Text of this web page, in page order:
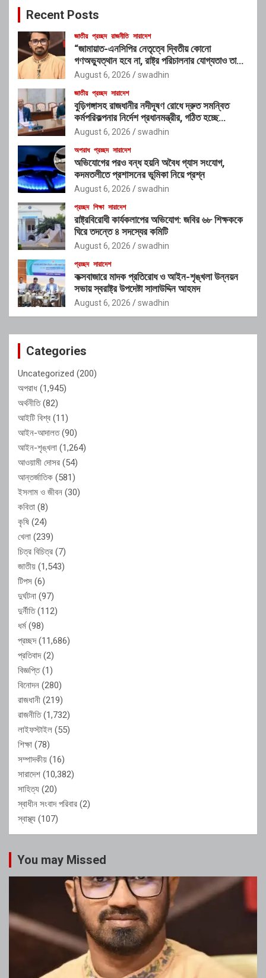
Recent Posts
জাতীয় প্রচ্ছদ রাজনীতি সারাদেশ
“জামায়াত-এনসিপির নেতৃত্বে দ্বিতীয় কোনো
গণঅভ্যুত্থান হবে না, রাষ্ট্র পরিচালনার যোগ্যতাও তাদের
নেই”: রাশেদ খাঁনের
August 6, 2026 swadhin
জাতীয় প্রচ্ছদ সারাদেশ
বুড়িগঙ্গাসহ রাজধানীর নদীদূষণ রোধে দ্রুত সমন্বিত
কর্মপরিকল্পনার নির্দেশ প্রধানমন্ত্রীর, গঠিত হচ্ছে
আন্তঃসংস্থা সমন্বয় কমিটি
August 6, 2026 swadhin
অপরাধ প্রচ্ছদ সারাদেশ
অভিযোগের পরও বন্ধ হয়নি অবৈধ গ্যাস সংযোগ,
কদমতলীতে প্রশাসনের ভূমিকা নিয়ে প্রশ্ন
August 6, 2026 swadhin
প্রচ্ছদ শিক্ষা সারাদেশ
রাষ্ট্রবিরোধী কার্যকলাপের অভিযোগ: জবির ৬৮ শিক্ষককে
ঘিরে তদন্তে ৪ সদস্যের কমিটি
August 6, 2026 swadhin
প্রচ্ছদ সারাদেশ
কক্সবাজারে মাদক প্রতিরোধ ও আইন-শৃঙ্খলা উন্নয়ন
সভায় স্বরাষ্ট্র উপদেষ্টা সালাউদ্দিন আহমদ
August 6, 2026 swadhin
Categories
Uncategorized (200)
অপরাধ (1,945)
অর্থনীতি(82)
আইটি বিশ্ব (11)
আইন-আদালত(90)
আইন-শৃঙ্খলা (1,264)
আওয়ামী দোসর (54)
আন্তর্জাতিক (581)
ইসলাম ও জীবন (30)
কবিতা (8)
কৃষি (24)
খেলা (239)
চিত্র বিচিত্র (7)
জাতীয় (1,543)
টিপস (6)
দুর্ঘটনা (97)
দুর্নীতি(112)
ধর্ম(98)
প্রচ্ছদ(11,686)
প্রতিবাদ(2)
বিজ্ঞপ্তি(1)
বিনোদন (280)
রাজধানী (219)
রাজনীতি(1,732)
লাইফস্টাইল (55)
শিক্ষা (78)
সম্পাদকীয় (16)
সারাদেশ (10,382)
সাহিত্য (20)
স্বাধীন সংবাদ পরিবার (2)
স্বাস্থ্য (107)
You may Missed